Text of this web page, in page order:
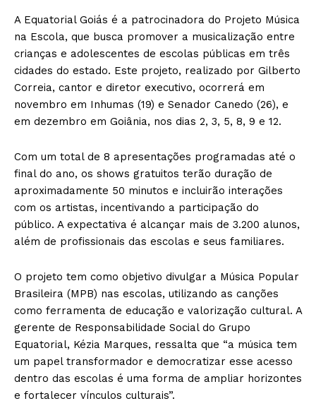
A Equatorial Goiás é a patrocinadora do Projeto Música
na Escola, que busca promover a musicalização entre
crianças e adolescentes de escolas públicas em três
cidades do estado. Este projeto, realizado por Gilberto
Correia, cantor e diretor executivo, ocorrerá em
novembro em Inhumas (19) e Senador Canedo (26), e
em dezembro em Goiânia, nos dias 2, 3, 5, 8, 9 e 12.
Com um total de 8 apresentações programadas até o
final do ano, os shows gratuitos terão duração de
aproximadamente 50 minutos e incluirão interações
com os artistas, incentivando a participação do
público. A expectativa é alcançar mais de 3.200 alunos,
além de profissionais das escolas e seus familiares.
O projeto tem como objetivo divulgar a Música Popular
Brasileira (MPB) nas escolas, utilizando as canções
como ferramenta de educação e valorização cultural. A
gerente de Responsabilidade Social do Grupo
Equatorial, Kézia Marques, ressalta que “a música tem
um papel transformador e democratizar esse acesso
dentro das escolas é uma forma de ampliar horizontes
e fortalecer vínculos culturais”.